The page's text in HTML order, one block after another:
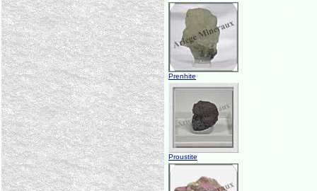
Prenhite
Proustite